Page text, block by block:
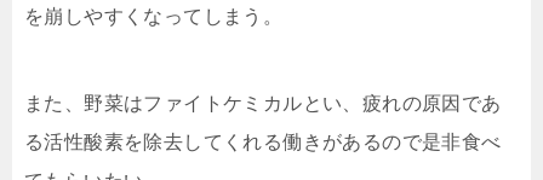
を崩しやすくなってしまう。
また、野菜はファイトケミカルとい、疲れの原因であ
る活性酸素を除去してくれる働きがあるので是非食べ